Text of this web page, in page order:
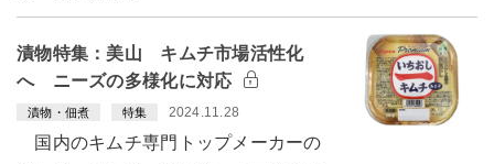
漬物特集：美山 キムチ市場活性化
へ ニーズの多様化に対応
漬物・佃煮 特集 2024.11.28
国内のキムチ専門トップメーカーの